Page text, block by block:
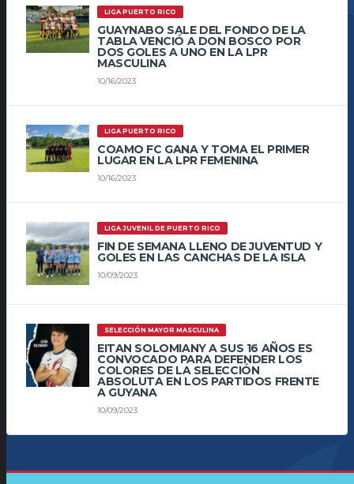
LIGA PUERTO RICO
GUAYNABO SALE DEL FONDO DE LA
TABLA VENCIÓ A DON BOSCO POR
DOS GOLES A UNO EN LA LPR
MASCULINA
10/16/2023
LIGA PUERTO RICO
COAMO FC GANA Y TOMA EL PRIMER
LUGAR EN LA LPR FEMENINA
10/16/2023
LIGA JUVENIL DE PUERTO RICO
FIN DE SEMANA LLENO DE JUVENTUD Y
GOLES EN LAS CANCHAS DE LA ISLA
10/09/2023
SELECCIÓN MAYOR MASCULINA
EITAN SOLOMIANY A SUS 16 AÑOS ES
CONVOCADO PARA DEFENDER LOS
COLORES DE LA SELECCIÓN
ABSOLUTA EN LOS PARTIDOS FRENTE
A GUYANA
10/09/2023